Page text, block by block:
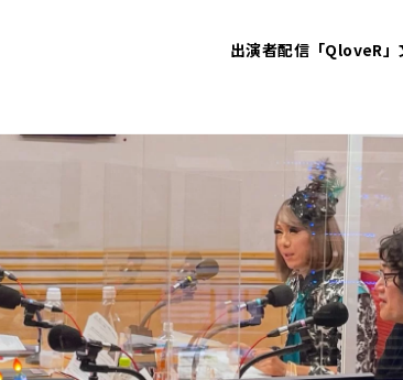
出演者配信「QloveR」